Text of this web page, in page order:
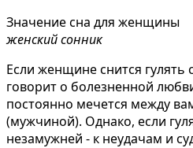
Значение сна для женщины
женский сонник
Если женщине снится гулять
говорит о болезненной
постоянно мечется между
(мужчиной). Однако, если
незамужней - к неудачам и